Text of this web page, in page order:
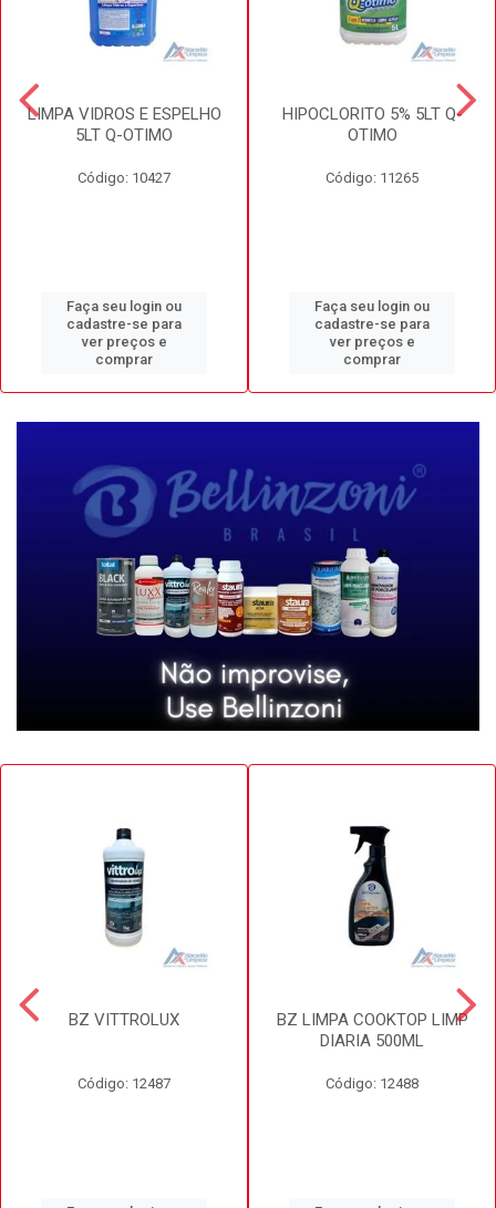
LIMPA VIDROS E ESPELHO
5LT Q-OTIMO
Código: 10427
Faça seu login ou
cadastre-se para
ver preços e
comprar
HIPOCLORITO 5% 5LT Q-
OTIMO
Código: 11265
Faça seu login ou
cadastre-se para
ver preços e
comprar
BZ VITTROLUX
Código: 12487
BZ LIMPA COOKTOP LIMP
DIARIA 500ML
Código: 12488